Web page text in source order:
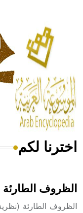
الحكم، الأدلة،
له الفضل بأنه حرر
- هل تعلم أن
من مادة كربونات
أجود أنواعه،
هل تعلم أن الأبسيد
اخترنا لكم
الظروف
الظروف الطارئة